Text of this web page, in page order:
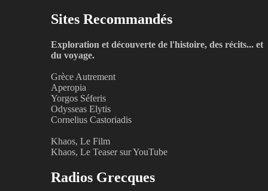
Sites Recommandés
Exploration et découverte de l'histoire, des récits... et
du voyage.
Grèce Autrement
Aperopia
Yorgos Séferis
Odysseas Elytis
Cornelius Castoriadis
Khaos, Le Film
Khaos, Le Teaser sur YouTube
Radios Grecques